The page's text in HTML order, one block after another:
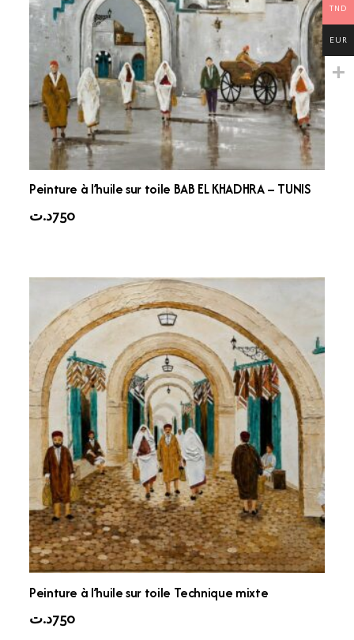
Peinture à l’huile sur toile BAB EL KHADHRA – TUNIS
750د.ت
Peinture à l’huile sur toile Technique mixte
750د.ت
TND
EUR